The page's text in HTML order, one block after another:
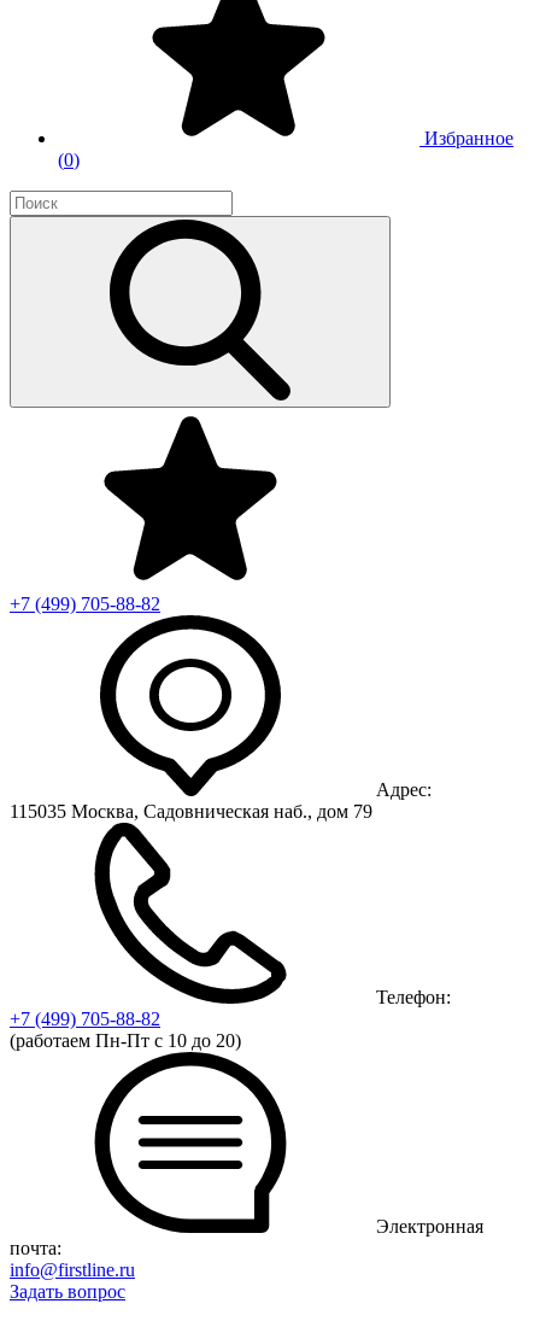
Избранное
(0)
+7 (499) 705-88-82
Адрес:
115035 Москва, Садовническая наб., дом 79
Телефон:
+7 (499) 705-88-82
(работаем Пн-Пт с 10 до 20)
Электронная
почта:
info@firstline.ru
Задать вопрос